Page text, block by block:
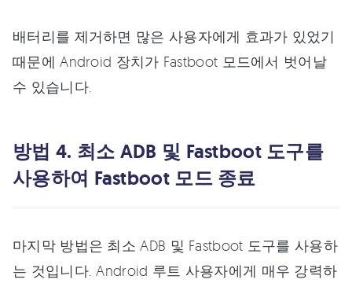
배터리를 제거하면 많은 사용자에게 효과가 있었기
때문에 Android 장치가 Fastboot 모드에서 벗어날
수 있습니다.
방법 4. 최소 ADB 및 Fastboot 도구를
사용하여 Fastboot 모드 종료
마지막 방법은 최소 ADB 및 Fastboot 도구를 사용하
는 것입니다. Android 루트 사용자에게 매우 강력하